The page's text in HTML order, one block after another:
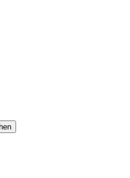
Magazin
Magazin, Yogabücher,